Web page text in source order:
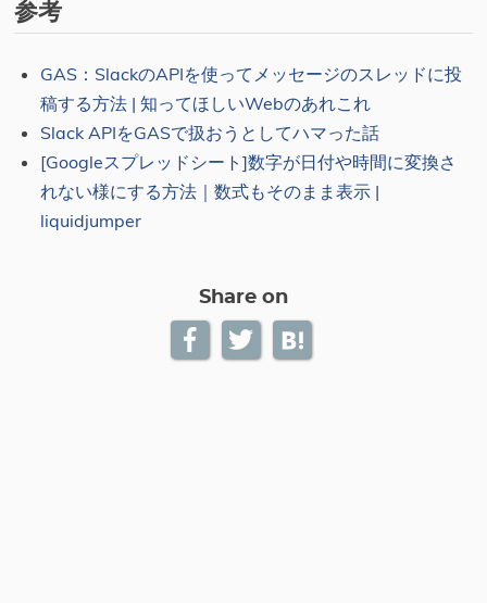
参考
GAS：SlackのAPIを使ってメッセージのスレッドに投
稿する方法 | 知ってほしいWebのあれこれ
Slack APIをGASで扱おうとしてハマった話
[Googleスプレッドシート]数字が日付や時間に変換さ
れない様にする方法｜数式もそのまま表示 |
liquidjumper
Share on